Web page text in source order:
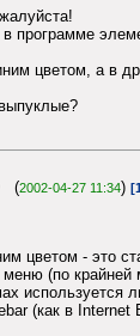
программе
цветом, а в
(2002-04-27 11:34)
цветом - это
(по крайней
используется
(как в Internet